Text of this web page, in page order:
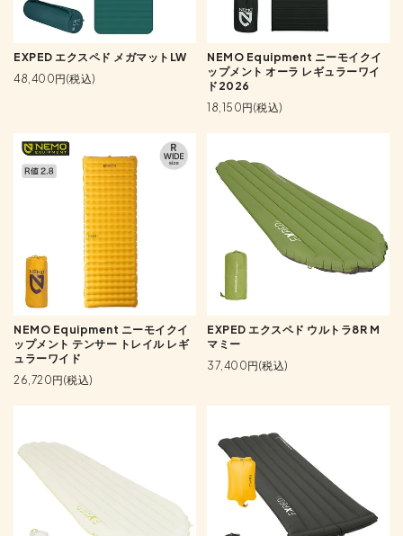
EXPED エクスペド メガマットLW
48,400円(税込)
NEMO Equipment ニーモイクイ
ップメント オーラ レギュラーワイ
ド2026
18,150円(税込)
NEMO Equipment ニーモイクイ
ップメント テンサー トレイル レギ
ュラーワイド
26,720円(税込)
EXPED エクスペド ウルトラ8R M
マミー
37,400円(税込)